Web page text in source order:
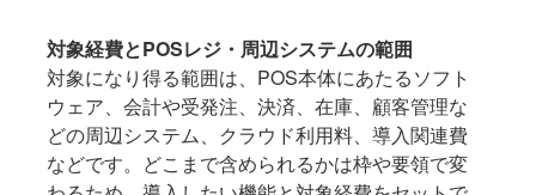
対象経費とPOSレジ・周辺システムの範囲
対象になり得る範囲は、POS本体にあたるソフト
ウェア、会計や受発注、決済、在庫、顧客管理な
どの周辺システム、クラウド利用料、導入関連費
などです。どこまで含められるかは枠や要領で変